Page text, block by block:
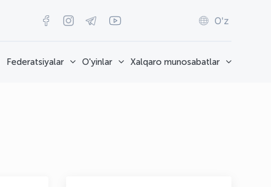
O'z
Federatsiyalar O'yinlar Xalqaro munosabatlar